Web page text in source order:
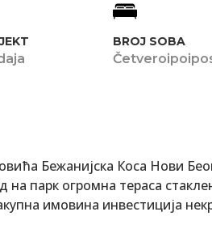
BROJ SOBA
Бежанијска Коса Нови
на парк огромна тераса
имовина инвестиција